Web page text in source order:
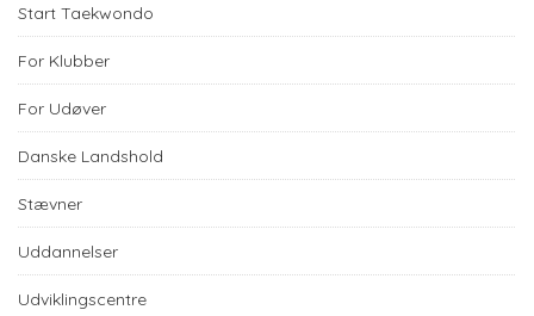
Start Taekwondo
For Klubber
For Udøver
Danske Landshold
Stævner
Uddannelser
Udviklingscentre